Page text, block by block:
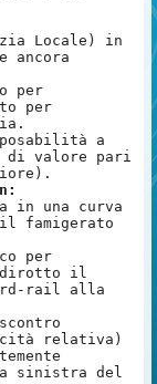
Locale) in
ancora
per
per
a
di valore pari
in una curva
famigerato
per
il
rail alla
relativa)
sinistra del